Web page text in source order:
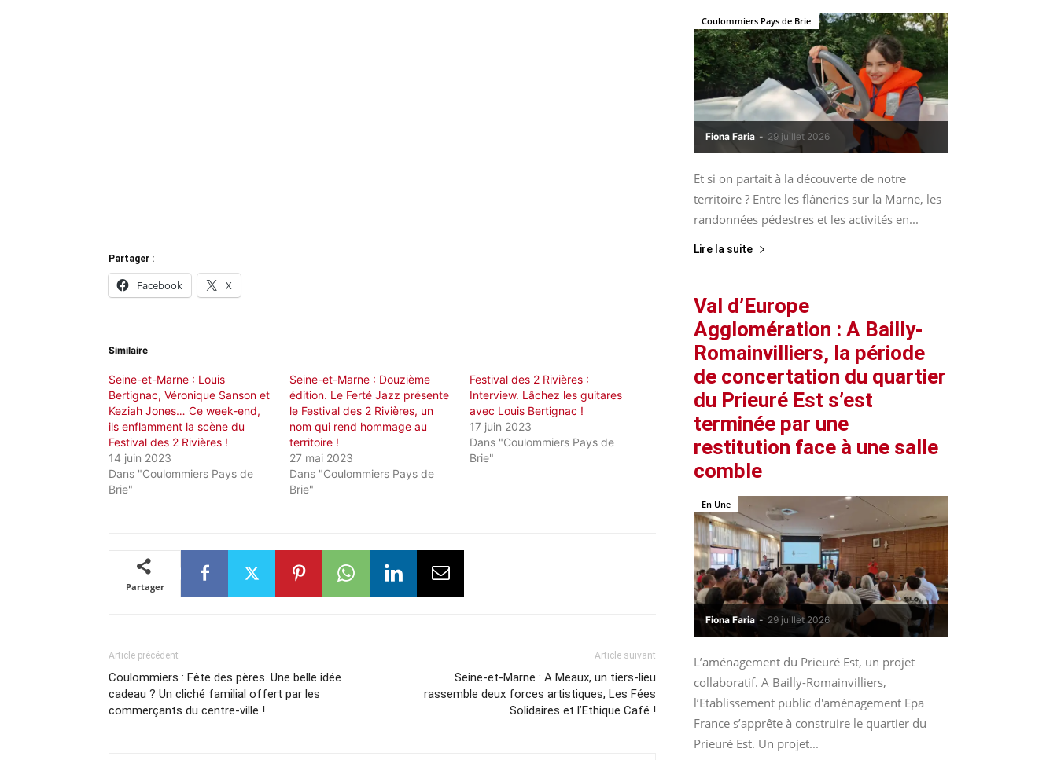
Partager :
Facebook X
Similaire
Seine-et-Marne : Louis
Bertignac, Véronique Sanson et
Keziah Jones… Ce week-end,
ils enflamment la scène du
Festival des 2 Rivières !
14 juin 2023
Dans "Coulommiers Pays de
Brie"
Seine-et-Marne : Douzième
édition. Le Ferté Jazz présente
le Festival des 2 Rivières, un
nom qui rend hommage au
territoire !
27 mai 2023
Dans "Coulommiers Pays de
Brie"
Festival des 2 Rivières :
Interview. Lâchez les guitares
avec Louis Bertignac !
17 juin 2023
Dans "Coulommiers Pays de
Brie"
Partager
Article précédent
Coulommiers : Fête des pères. Une belle idée
cadeau ? Un cliché familial offert par les
commerçants du centre-ville !
Article suivant
Seine-et-Marne : A Meaux, un tiers-lieu
rassemble deux forces artistiques, Les Fées
Solidaires et l’Ethique Café !
Fiona Faria - 29 juillet 2026
Coulommiers Pays de Brie
Et si on partait à la découverte de notre
territoire ? Entre les flâneries sur la Marne, les
randonnées pédestres et les activités en...
Lire la suite
Val d’Europe
Agglomération : A Bailly-
Romainvilliers, la période
de concertation du quartier
du Prieuré Est s’est
terminée par une
restitution face à une salle
comble
Fiona Faria - 29 juillet 2026
En Une
L’aménagement du Prieuré Est, un projet
collaboratif. A Bailly-Romainvilliers,
l’Etablissement public d'aménagement Epa
France s’apprête à construire le quartier du
Prieuré Est. Un projet...